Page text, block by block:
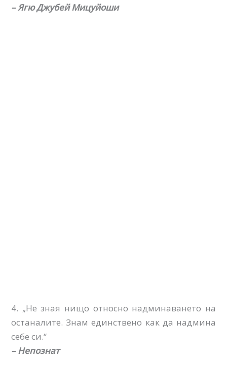
– Ягю Джубей Мицуйоши
4. „Не зная нищо относно надминаването на
останалите. Знам единствено как да надмина
себе си.“
– Непознат